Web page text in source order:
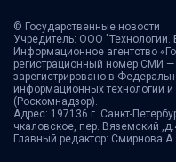
© Государственные новости
Учредитель: ООО "Технологии.
Информационное агентство
регистрационный номер СМИ
зарегистрировано в
информационных технологий
(Роскомнадзор).
Адрес: 197136 г. Санкт-
чкаловское, пер. Вяземский
Главный редактор: Смирнова